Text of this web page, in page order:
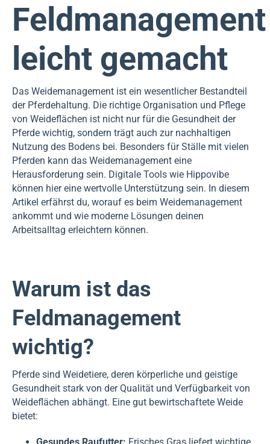
Feldmanagement
leicht gemacht
Das Weidemanagement ist ein wesentlicher Bestandteil
der Pferdehaltung. Die richtige Organisation und Pflege
von Weideflächen ist nicht nur für die Gesundheit der
Pferde wichtig, sondern trägt auch zur nachhaltigen
Nutzung des Bodens bei. Besonders für Ställe mit vielen
Pferden kann das Weidemanagement eine
Herausforderung sein. Digitale Tools wie Hippovibe
können hier eine wertvolle Unterstützung sein. In diesem
Artikel erfährst du, worauf es beim Weidemanagement
ankommt und wie moderne Lösungen deinen
Arbeitsalltag erleichtern können.
Warum ist das
Feldmanagement
wichtig?
Pferde sind Weidetiere, deren körperliche und geistige
Gesundheit stark von der Qualität und Verfügbarkeit von
Weideflächen abhängt. Eine gut bewirtschaftete Weide
bietet: